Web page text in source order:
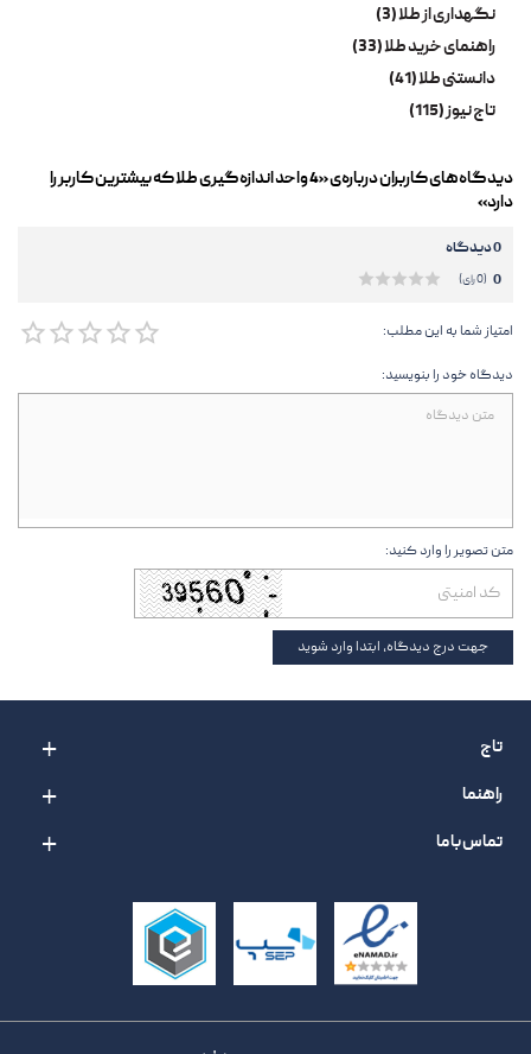
نگهداری از طلا (3)
راهنمای خرید طلا (33)
دانستنی طلا (41)
تاج نیوز (115)
دیدگاه‌های کاربران درباره‌ی «4 واحد اندازه‌گیری طلا که بیشترین کاربر را
دارد»
0 دیدگاه
0 (0 رای)
امتیاز شما به این مطلب:
دیدگاه خود را بنویسید:
متن تصویر را وارد کنید:
جهت درج دیدگاه، ابتدا وارد شوید
تاج
راهنما
تماس با ما